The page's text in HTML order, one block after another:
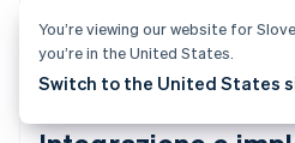
processi decisionali.
You’re viewing our website for
you’re in the United States.
Switch to the United States